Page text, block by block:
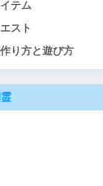
テム
スト
り方と遊び方